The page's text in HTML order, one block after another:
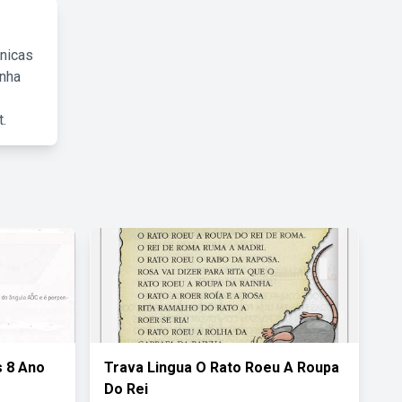
8 Ano
Trava Lingua O Rato Roeu A Roupa
Do Rei